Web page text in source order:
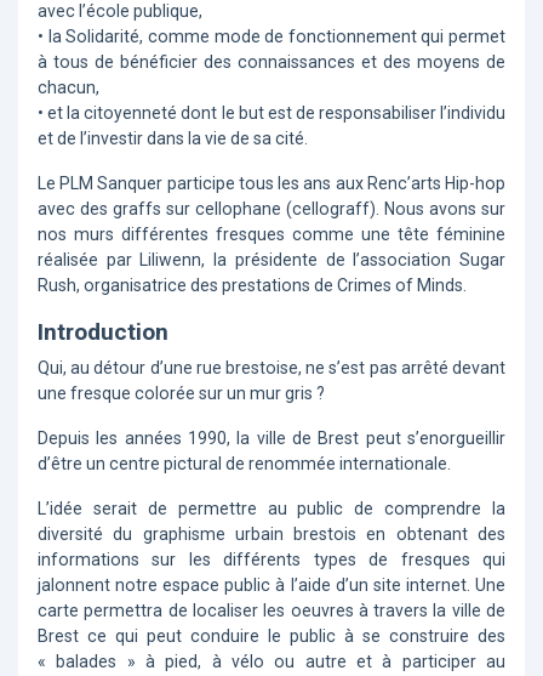
avec l’école publique,
• la Solidarité, comme mode de fonctionnement qui permet
à tous de bénéficier des connaissances et des moyens de
chacun,
• et la citoyenneté dont le but est de responsabiliser l’individu
et de l’investir dans la vie de sa cité.
Le PLM Sanquer participe tous les ans aux Renc’arts Hip-hop
avec des graffs sur cellophane (cellograff). Nous avons sur
nos murs différentes fresques comme une tête féminine
réalisée par Liliwenn, la présidente de l’association Sugar
Rush, organisatrice des prestations de Crimes of Minds.
Introduction
Qui, au détour d’une rue brestoise, ne s’est pas arrêté devant
une fresque colorée sur un mur gris ?
Depuis les années 1990, la ville de Brest peut s’enorgueillir
d’être un centre pictural de renommée internationale.
L’idée serait de permettre au public de comprendre la
diversité du graphisme urbain brestois en obtenant des
informations sur les différents types de fresques qui
jalonnent notre espace public à l’aide d’un site internet. Une
carte permettra de localiser les oeuvres à travers la ville de
Brest ce qui peut conduire le public à se construire des
« balades » à pied, à vélo ou autre et à participer au